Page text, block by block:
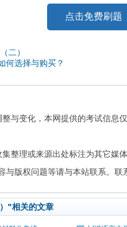
点击免费刷题
二）
何选择与购买？
与变化，本网提供的考试信息
整理或来源出处标注为其它媒
与版权问题等请与本站联系。
"相关的文章